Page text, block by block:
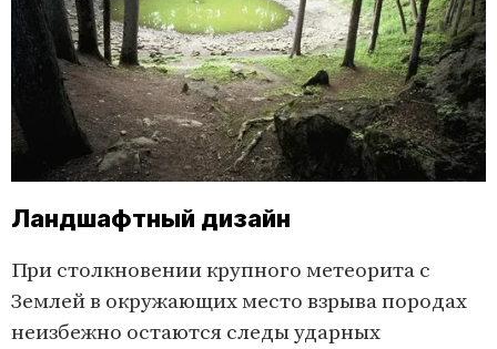
Ландшафтный дизайн
При столкновении крупного метеорита с
Землей в окружающих место взрыва породах
неизбежно остаются следы ударных